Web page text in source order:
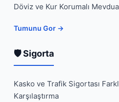
Döviz ve Kur Korumalı
Tumunu Gor →
🛡 Sigorta
Kasko ve Trafik Sigortası
Karşılaştırma